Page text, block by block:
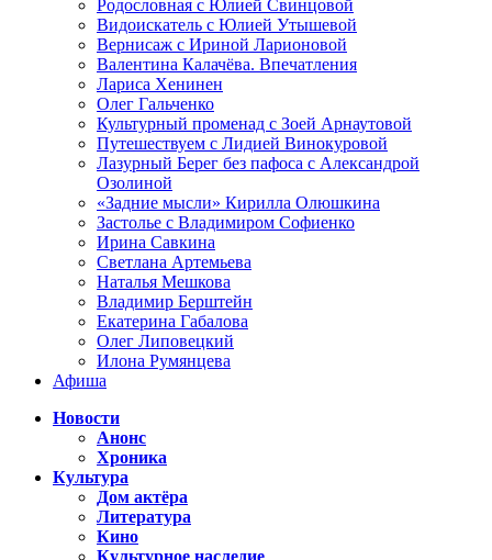
Родословная с Юлией Свинцовой
Видоискатель с Юлией Утышевой
Вернисаж с Ириной Ларионовой
Валентина Калачёва. Впечатления
Лариса Хенинен
Олег Гальченко
Культурный променад с Зоей Арнаутовой
Путешествуем с Лидией Винокуровой
Лазурный Берег без пафоса с Александрой
Озолиной
«Задние мысли» Кирилла Олюшкина
Застолье с Владимиром Софиенко
Ирина Савкина
Светлана Артемьева
Наталья Мешкова
Владимир Берштейн
Екатерина Габалова
Олег Липовецкий
Илона Румянцева
Афиша
Новости
Анонс
Хроника
Культура
Дом актёра
Литература
Кино